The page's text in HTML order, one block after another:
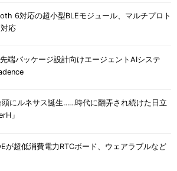
6対応の超小型BLEモジュール、マルチプロト
応
端パッケージ設計向けエージェントAIシステ
頭にルネサス誕生……時代に翻弄され続けた日立
」
が超低消費電力RTCボード、ウェアラブルなど